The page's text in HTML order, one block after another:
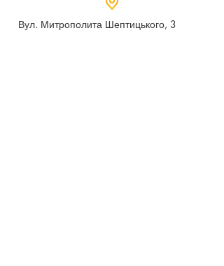
Вул. Митрополита Шептицького, 3